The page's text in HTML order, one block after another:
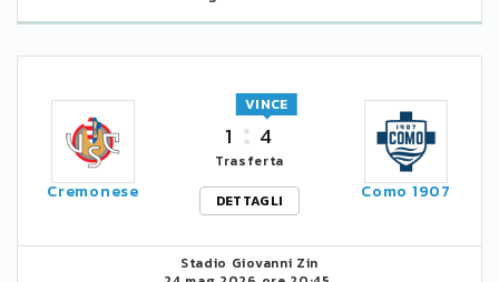
Cremonese
1 4
VINCE
Trasferta
DETTAGLI
Como 1907
Stadio Giovanni Zin